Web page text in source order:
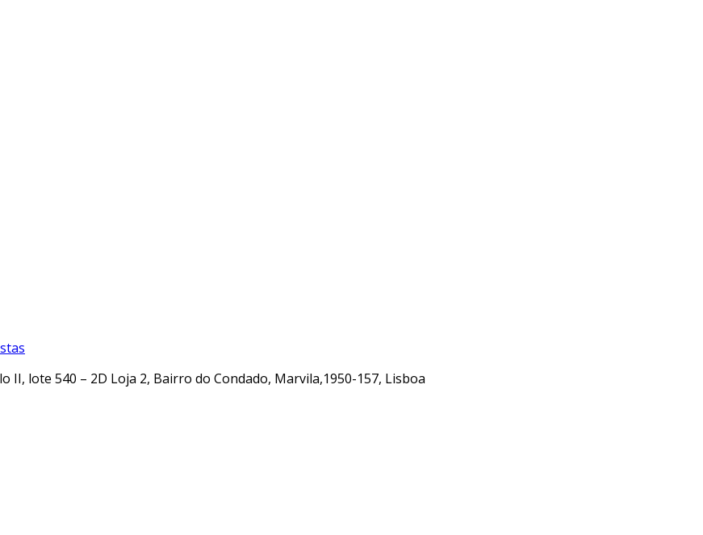
II, lote 540 – 2D Loja 2, Bairro do Condado, Marvila,1950-157, Lisboa